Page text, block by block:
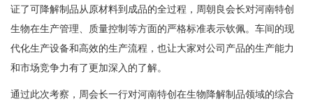
证了可降解制品从原材料到成品的全过程，周朝良会长对河南特创
生物在生产管理、质量控制等方面的严格标准表示钦佩。车间的现
代化生产设备和高效的生产流程，也让大家对公司产品的生产能力
和市场竞争力有了更加深入的了解。
通过此次考察，周会长一行对河南特创在生物降解制品领域的综合